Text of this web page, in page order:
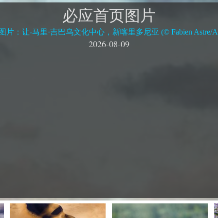
必应首页图片
片：让-马里·吉巴乌文化中心，新喀里多尼亚 (© Fabien Astre/
2026-08-09